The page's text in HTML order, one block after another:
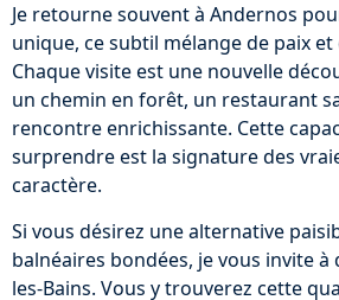
Je retourne souvent à Andernos
unique, ce subtil mélange de paix
Chaque visite est une nouvelle
un chemin en forêt, un restaurant
rencontre enrichissante. Cette
surprendre est la signature des
caractère.
Si vous désirez une alternative
balnéaires bondées, je vous invite
les-Bains. Vous y trouverez cette